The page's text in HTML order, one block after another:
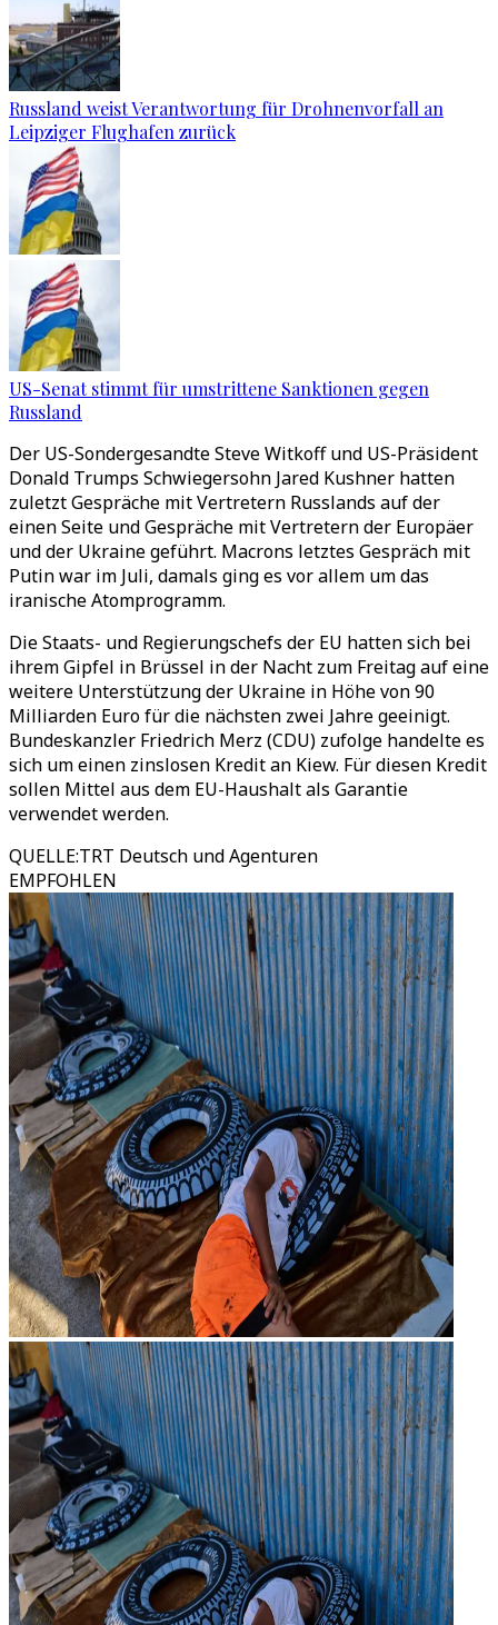
Russland weist Verantwortung für Drohnenvorfall an
Leipziger Flughafen zurück
US-Senat stimmt für umstrittene Sanktionen gegen
Russland
Der US-Sondergesandte Steve Witkoff und US-Präsident
Donald Trumps Schwiegersohn Jared Kushner hatten
zuletzt Gespräche mit Vertretern Russlands auf der
einen Seite und Gespräche mit Vertretern der Europäer
und der Ukraine geführt. Macrons letztes Gespräch mit
Putin war im Juli, damals ging es vor allem um das
iranische Atomprogramm.
Die Staats- und Regierungschefs der EU hatten sich bei
ihrem Gipfel in Brüssel in der Nacht zum Freitag auf eine
weitere Unterstützung der Ukraine in Höhe von 90
Milliarden Euro für die nächsten zwei Jahre geeinigt.
Bundeskanzler Friedrich Merz (CDU) zufolge handelte es
sich um einen zinslosen Kredit an Kiew. Für diesen Kredit
sollen Mittel aus dem EU-Haushalt als Garantie
verwendet werden.
QUELLE:TRT Deutsch und Agenturen
EMPFOHLEN